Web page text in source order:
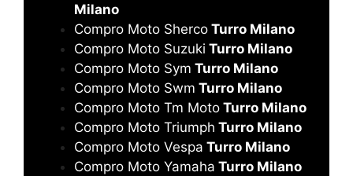
Milano
Compro Moto Sherco Turro Milano
Compro Moto Suzuki Turro Milano
Compro Moto Sym Turro Milano
Compro Moto Swm Turro Milano
Compro Moto Tm Moto Turro Milano
Compro Moto Triumph Turro Milano
Compro Moto Vespa Turro Milano
Compro Moto Yamaha Turro Milano